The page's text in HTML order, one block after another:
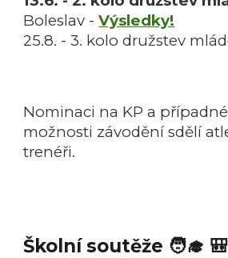
Boleslav -Výsledky!
25.8. - 3. kolo družstev
Nominaci na KP a
možnosti závodění sdělí
trenéři.
Školní soutěže 🧑‍🎓